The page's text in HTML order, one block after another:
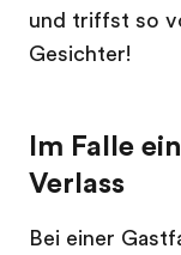
und triffst so
Gesichter!
Im Falle
Verlass
Bei einer